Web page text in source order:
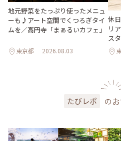
地元野菜をたっぷり使ったメニュ
ーも♪アート空間でくつろぎタイ
ムを／高円寺「まぁるいカフェ」
東京都 2026.08.03
休
リ
ス
たびレポ の